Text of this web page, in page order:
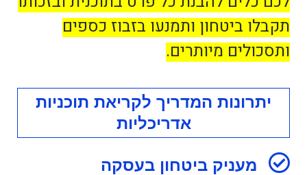
תקבלו ביטחון ותמנעו בזבוז כספים
ותסכולים מיותרים.
יתרונות המדריך לקריאת תוכניות
אדריכליות
מעניק ביטחון בעסקה